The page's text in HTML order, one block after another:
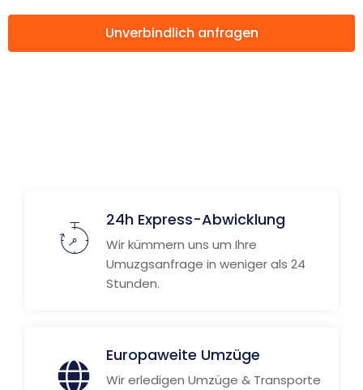
Unverbindlich anfragen
24h Express-Abwicklung
Wir kümmern uns um Ihre
Umuzgsanfrage in weniger als 24
Stunden.
Europaweite Umzüge
Wir erledigen Umzüge & Transporte